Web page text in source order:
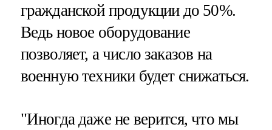
гражданской продукции до 50%.
Ведь новое оборудование
позволяет, а число заказов на
военную техники будет снижаться.
"Иногда даже не верится, что мы